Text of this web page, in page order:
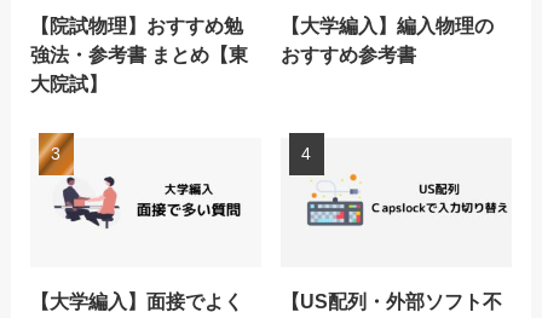
【院試物理】おすすめ勉
強法・参考書 まとめ【東
大院試】
【大学編入】編入物理の
おすすめ参考書
【大学編入】面接でよく
【US配列・外部ソフト不